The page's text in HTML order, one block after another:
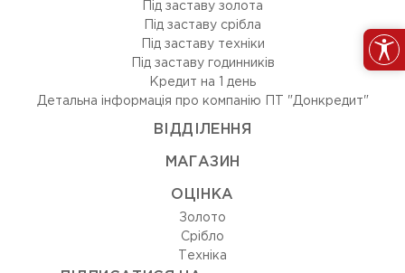
Під заставу золота
Під заставу срібла
Під заставу техніки
Під заставу годинників
Кредит на 1 день
Детальна інформація про компанію ПТ "Донкредит"
ВIДДIЛЕННЯ
МАГАЗИН
ОЦIНКА
Золото
Срiбло
Технiка